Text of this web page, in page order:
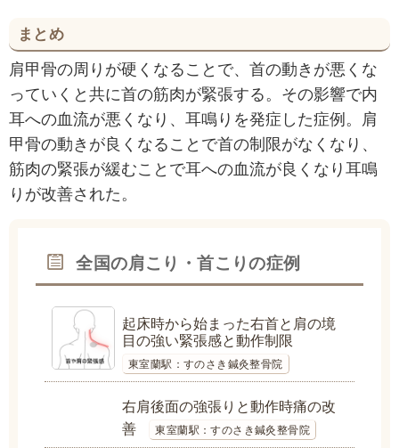
まとめ
肩甲骨の周りが硬くなることで、首の動きが悪くな
っていくと共に首の筋肉が緊張する。その影響で内
耳への血流が悪くなり、耳鳴りを発症した症例。肩
甲骨の動きが良くなることで首の制限がなくなり、
筋肉の緊張が緩むことで耳への血流が良くなり耳鳴
りが改善された。
全国の肩こり・首こりの症例
起床時から始まった右首と肩の境
目の強い緊張感と動作制限
東室蘭駅：すのさき鍼灸整骨院
右肩後面の強張りと動作時痛の改
善
東室蘭駅：すのさき鍼灸整骨院